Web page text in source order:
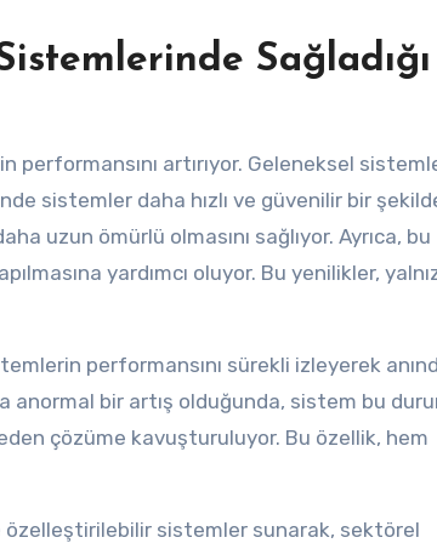
Sağladığı
performansını artırıyor. Geleneksel
sistemler daha hızlı ve güvenilir bir
uzun ömürlü olmasını sağlıyor. Ayrıca, bu
yardımcı oluyor. Bu yenilikler,
performansını sürekli izleyerek
anormal bir artış olduğunda, sistem bu
çözüme kavuşturuluyor. Bu özellik, hem
özelleştirilebilir sistemler sunarak, sektörel